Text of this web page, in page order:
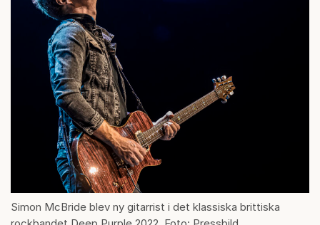
Simon McBride blev ny gitarrist i det klassiska brittiska